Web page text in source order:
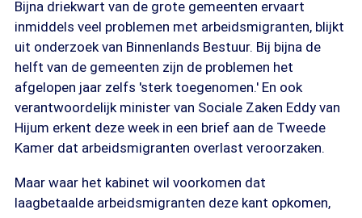
Bijna driekwart van de grote gemeenten ervaart
inmiddels veel problemen met arbeidsmigranten, blijkt
uit onderzoek van Binnenlands Bestuur. Bij bijna de
helft van de gemeenten zijn de problemen het
afgelopen jaar zelfs 'sterk toegenomen.' En ook
verantwoordelijk minister van Sociale Zaken Eddy van
Hijum erkent deze week in een brief aan de Tweede
Kamer dat arbeidsmigranten overlast veroorzaken.
Maar waar het kabinet wil voorkomen dat
laagbetaalde arbeidsmigranten deze kant opkomen,